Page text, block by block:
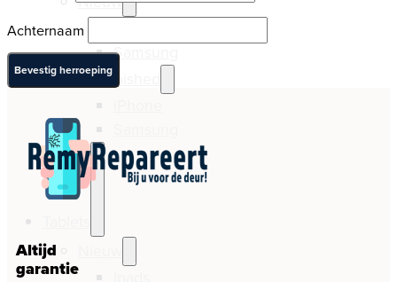
Samsung
Refurbished
Achternaam
Bevestig herroeping
Altijd
garantie